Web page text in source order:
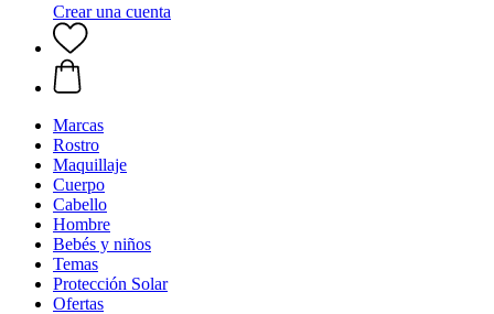
Crear una cuenta
Marcas
Rostro
Maquillaje
Cuerpo
Cabello
Hombre
Bebés y niños
Temas
Protección Solar
Ofertas